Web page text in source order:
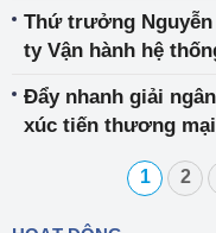
Thứ trưởng Nguyễn
ty Vận hành hệ
Đẩy nhanh giải
xúc tiến thương
1 2